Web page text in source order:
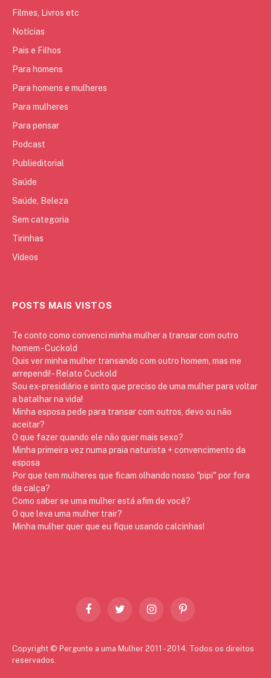
Filmes, Livros etc
Notícias
Pais e Filhos
Para homens
Para homens e mulheres
Para mulheres
Para pensar
Podcast
Publieditorial
Saúde
Saúde, Beleza
Sem categoria
Tirinhas
Vídeos
POSTS MAIS VISTOS
Te conto como convenci minha mulher a transar com outro
homem - Cuckold
Quis ver minha mulher transando com outro homem, mas me
arrependi! - Relato Cuckold
Sou ex-presidiário e sinto que preciso de uma mulher para voltar
a batalhar na vida!
Minha esposa pede para transar com outros, devo ou não
aceitar?
O que fazer quando ele não quer mais sexo?
Minha primeira vez numa praia naturista + convencimento da
esposa
Por que tem mulheres que ficam olhando nosso "pipi" por fora
da calça?
Como saber se uma mulher está afim de você?
O que leva uma mulher trair?
Minha mulher quer que eu fique usando calcinhas!
FacebookTwitter InstagramPinterest
Copyright © Pergunte a uma Mulher 2011 - 2014. Todos os direitos
reservados.